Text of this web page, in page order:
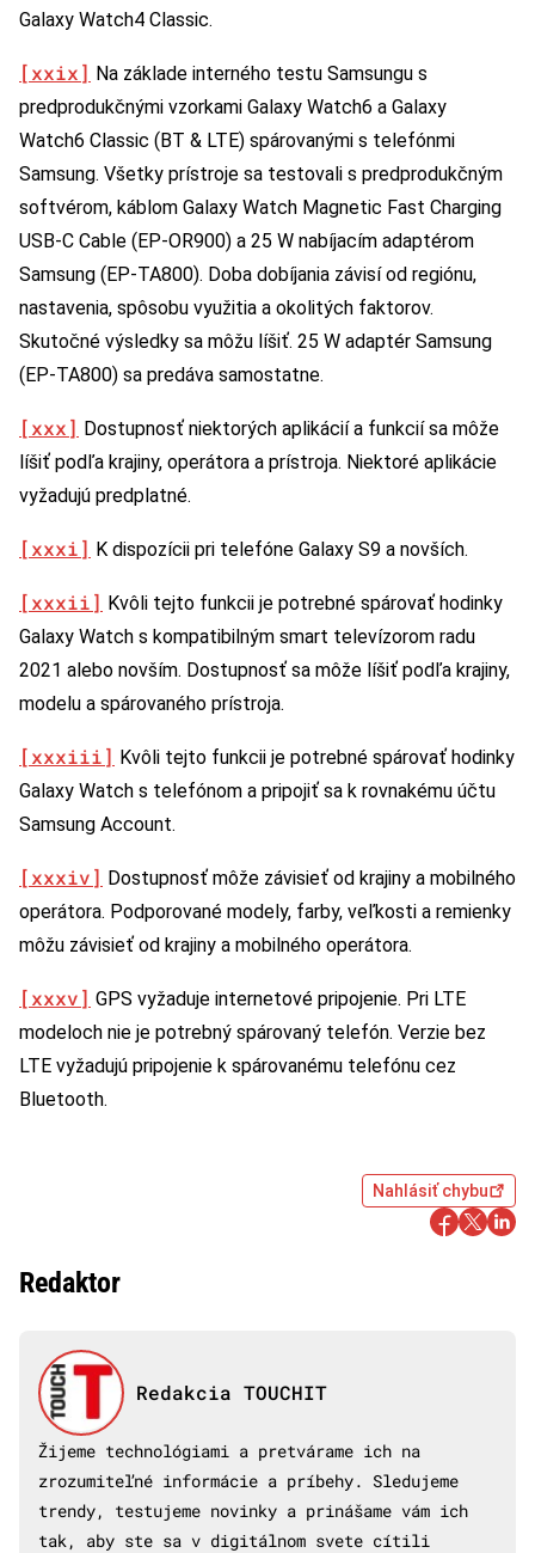
Galaxy Watch4 Classic.
[xxix] Na základe interného testu Samsungu s
predprodukčnými vzorkami Galaxy Watch6 a Galaxy
Watch6 Classic (BT & LTE) spárovanými s telefónmi
Samsung. Všetky prístroje sa testovali s predprodukčným
softvérom, káblom Galaxy Watch Magnetic Fast Charging
USB-C Cable (EP-OR900) a 25 W nabíjacím adaptérom
Samsung (EP-TA800). Doba dobíjania závisí od regiónu,
nastavenia, spôsobu využitia a okolitých faktorov.
Skutočné výsledky sa môžu líšiť. 25 W adaptér Samsung
(EP-TA800) sa predáva samostatne.
[xxx] Dostupnosť niektorých aplikácií a funkcií sa môže
líšiť podľa krajiny, operátora a prístroja. Niektoré aplikácie
vyžadujú predplatné.
[xxxi] K dispozícii pri telefóne Galaxy S9 a novších.
[xxxii] Kvôli tejto funkcii je potrebné spárovať hodinky
Galaxy Watch s kompatibilným smart televízorom radu
2021 alebo novším. Dostupnosť sa môže líšiť podľa krajiny,
modelu a spárovaného prístroja.
[xxxiii] Kvôli tejto funkcii je potrebné spárovať hodinky
Galaxy Watch s telefónom a pripojiť sa k rovnakému účtu
Samsung Account.
[xxxiv] Dostupnosť môže závisieť od krajiny a mobilného
operátora. Podporované modely, farby, veľkosti a remienky
môžu závisieť od krajiny a mobilného operátora.
[xxxv] GPS vyžaduje internetové pripojenie. Pri LTE
modeloch nie je potrebný spárovaný telefón. Verzie bez
LTE vyžadujú pripojenie k spárovanému telefónu cez
Bluetooth.
Nahlásiť chybu
Redaktor
Redakcia TOUCHIT
Žijeme technológiami a pretvárame ich na
zrozumiteľné informácie a príbehy. Sledujeme
trendy, testujeme novinky a prinášame vám ich
tak, aby ste sa v digitálnom svete cítili